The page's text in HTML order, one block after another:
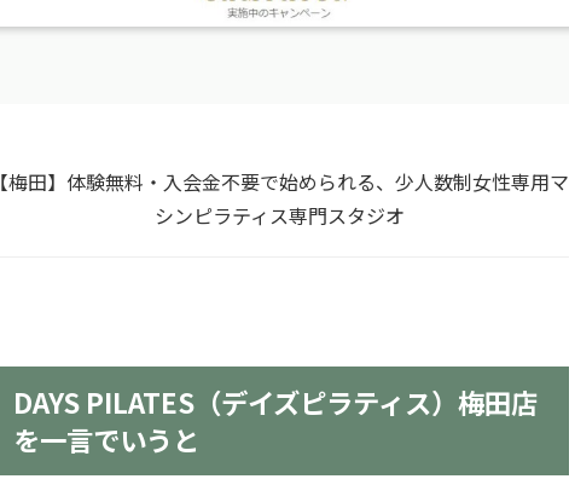
【梅田】体験無料・入会金不要で始められる、少人数制女性専用マ
シンピラティス専門スタジオ
DAYS PILATES（デイズピラティス）梅田店
を一言でいうと